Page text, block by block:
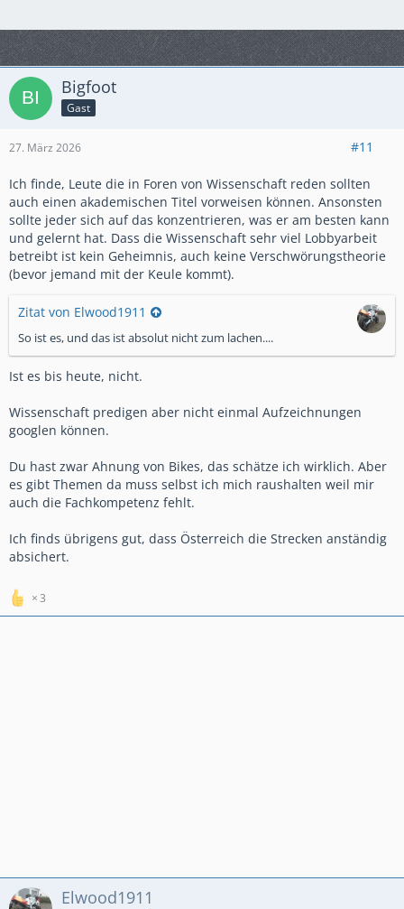
Bigfoot
Gast
27. März 2026 #11
Ich finde, Leute die in Foren von Wissenschaft reden sollten
auch einen akademischen Titel vorweisen können. Ansonsten
sollte jeder sich auf das konzentrieren, was er am besten kann
und gelernt hat. Dass die Wissenschaft sehr viel Lobbyarbeit
betreibt ist kein Geheimnis, auch keine Verschwörungstheorie
(bevor jemand mit der Keule kommt).
Zitat von Elwood1911
So ist es, und das ist absolut nicht zum lachen....
Ist es bis heute, nicht.
Wissenschaft predigen aber nicht einmal Aufzeichnungen
googlen können.
Du hast zwar Ahnung von Bikes, das schätze ich wirklich. Aber
es gibt Themen da muss selbst ich mich raushalten weil mir
auch die Fachkompetenz fehlt.
Ich finds übrigens gut, dass Österreich die Strecken anständig
absichert.
3
Elwood1911